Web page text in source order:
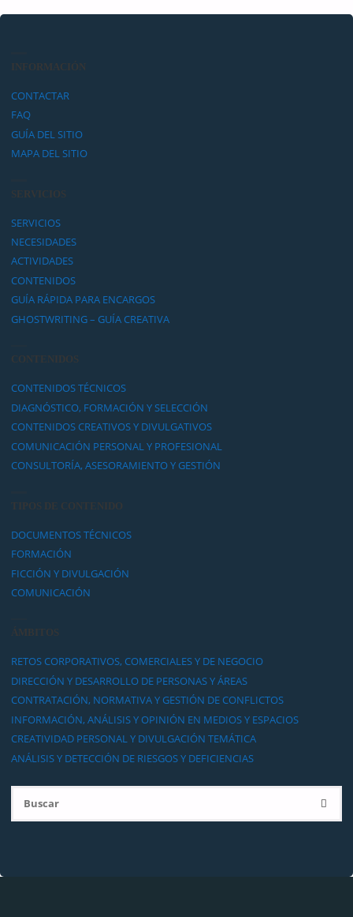
INFORMACIÓN
CONTACTAR
FAQ
GUÍA DEL SITIO
MAPA DEL SITIO
SERVICIOS
SERVICIOS
NECESIDADES
ACTIVIDADES
CONTENIDOS
GUÍA RÁPIDA PARA ENCARGOS
GHOSTWRITING – GUÍA CREATIVA
CONTENIDOS
CONTENIDOS TÉCNICOS
DIAGNÓSTICO, FORMACIÓN Y SELECCIÓN
CONTENIDOS CREATIVOS Y DIVULGATIVOS
COMUNICACIÓN PERSONAL Y PROFESIONAL
CONSULTORÍA, ASESORAMIENTO Y GESTIÓN
TIPOS DE CONTENIDO
DOCUMENTOS TÉCNICOS
FORMACIÓN
FICCIÓN Y DIVULGACIÓN
COMUNICACIÓN
ÁMBITOS
RETOS CORPORATIVOS, COMERCIALES Y DE NEGOCIO
DIRECCIÓN Y DESARROLLO DE PERSONAS Y ÁREAS
CONTRATACIÓN, NORMATIVA Y GESTIÓN DE CONFLICTOS
INFORMACIÓN, ANÁLISIS Y OPINIÓN EN MEDIOS Y ESPACIOS
CREATIVIDAD PERSONAL Y DIVULGACIÓN TEMÁTICA
ANÁLISIS Y DETECCIÓN DE RIESGOS Y DEFICIENCIAS